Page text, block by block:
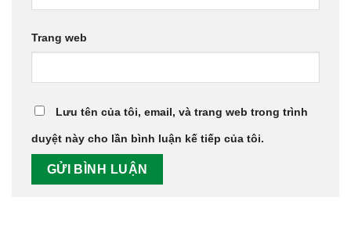
Trang web
Lưu tên của tôi, email, và trang web trong trình
duyệt này cho lần bình luận kế tiếp của tôi.